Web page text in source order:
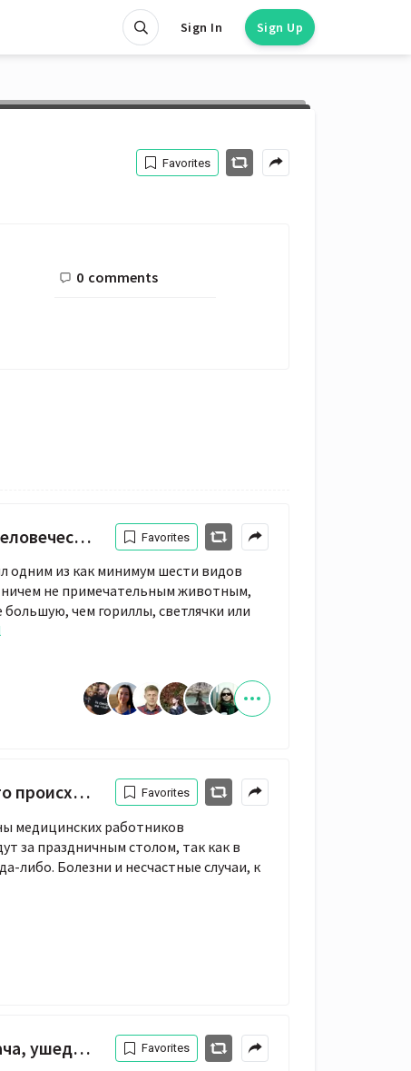
Sign In Sign Up
0 comments
Favorites
одним из как минимум шести видов
не примечательным животным,
чем гориллы, светлячки или
Favorites
в праздники
медицинских работников
за праздничным столом, так как в
либо. Болезни и несчастные случаи, к
Favorites
на пике карьеры Favorites